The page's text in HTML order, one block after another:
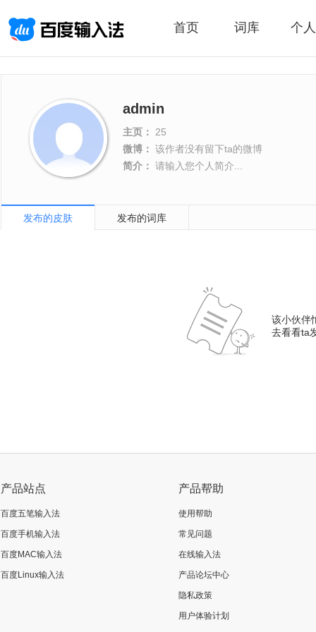
首页 词库 个
admin
主页：
25
微博： 该作者没有留下ta的微博
简介： 请输入您个人简介...
发布的皮肤 发布的词库
该小伙伴
去看看ta
产品站点
百度五笔输入法
百度手机输入法
百度MAC输入法
百度Linux输入法
产品帮助
使用帮助
常见问题
在线输入法
产品论坛中心
隐私政策
用户体验计划